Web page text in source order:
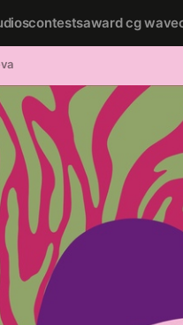
contestsaward cg wave